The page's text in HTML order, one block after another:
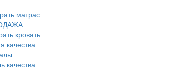
матрас
кровать
качества
качества